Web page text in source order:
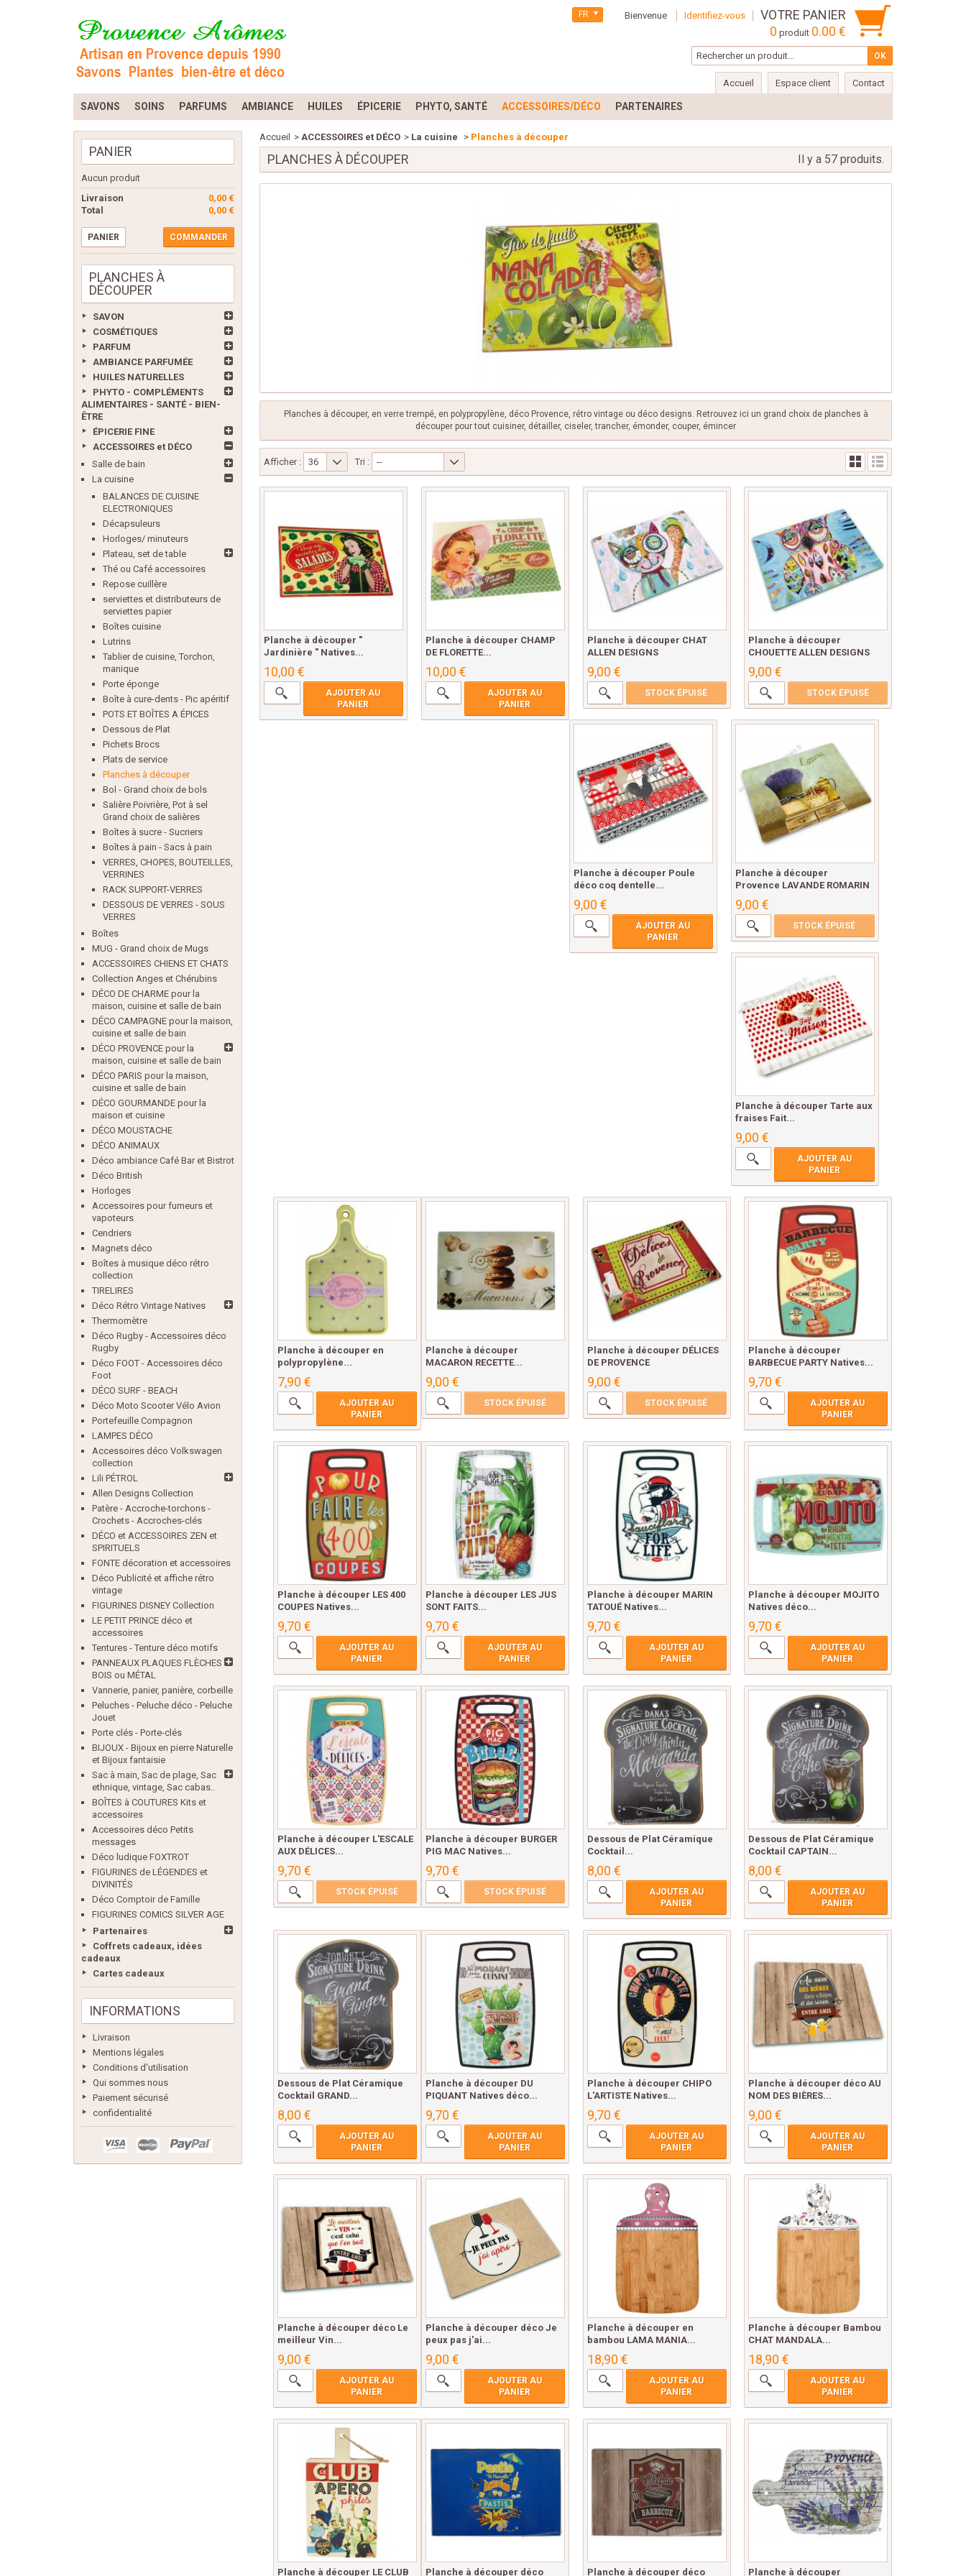
Bienvenue Identifiez-vous
VOTRE PANIER
0 produit 0.00 €
FR
Accueil Espace client Contact
SAVONS SOINS PARFUMS AMBIANCE HUILES ÉPICERIE PHYTO, SANTÉ ACCESSOIRES/DÉCO PARTENAIRES
PANIER
Aucun produit
0,00 €
Livraison
0,00 €
Total
PANIER COMMANDER
PLANCHES À
DÉCOUPER
SAVON
COSMÉTIQUES
PARFUM
AMBIANCE PARFUMÉE
HUILES NATURELLES
PHYTO - COMPLÉMENTS
ALIMENTAIRES - SANTÉ - BIEN-
ÊTRE
ÉPICERIE FINE
ACCESSOIRES et DÉCO
Salle de bain
La cuisine
BALANCES DE CUISINE
ELECTRONIQUES
Décapsuleurs
Horloges/ minuteurs
Plateau, set de table
Thé ou Café accessoires
Repose cuillère
serviettes et distributeurs de
serviettes papier
Boîtes cuisine
Lutrins
Tablier de cuisine, Torchon,
manique
Porte éponge
Boîte à cure-dents - Pic apéritif
POTS ET BOÎTES A ÉPICES
Dessous de Plat
Pichets Brocs
Plats de service
Planches à découper
Bol - Grand choix de bols
Salière Poivrière, Pot à sel
Grand choix de salières
Boîtes à sucre - Sucriers
Boîtes à pain - Sacs à pain
VERRES, CHOPES, BOUTEILLES,
VERRINES
RACK SUPPORT-VERRES
DESSOUS DE VERRES - SOUS
VERRES
Boîtes
MUG - Grand choix de Mugs
ACCESSOIRES CHIENS ET CHATS
Collection Anges et Chérubins
DÉCO DE CHARME pour la
maison, cuisine et salle de bain
DÉCO CAMPAGNE pour la maison,
cuisine et salle de bain
DÉCO PROVENCE pour la
maison, cuisine et salle de bain
DÉCO PARIS pour la maison,
cuisine et salle de bain
DÉCO GOURMANDE pour la
maison et cuisine
DÉCO MOUSTACHE
DÉCO ANIMAUX
Déco ambiance Café Bar et Bistrot
Déco British
Horloges
Accessoires pour fumeurs et
vapoteurs
Cendriers
Magnets déco
Boîtes à musique déco rétro
collection
TIRELIRES
Déco Rétro Vintage Natives
Thermomètre
Déco Rugby - Accessoires déco
Rugby
Déco FOOT - Accessoires déco
Foot
DÉCO SURF - BEACH
Déco Moto Scooter Vélo Avion
Portefeuille Compagnon
LAMPES DÉCO
Accessoires déco Volkswagen
collection
Lili PÉTROL
Allen Designs Collection
Patère - Accroche-torchons -
Crochets - Accroches-clés
DÉCO et ACCESSOIRES ZEN et
SPIRITUELS
FONTE décoration et accessoires
Déco Publicité et affiche rétro
vintage
FIGURINES DISNEY Collection
LE PETIT PRINCE déco et
accessoires
Tentures - Tenture déco motifs
PANNEAUX PLAQUES FLÈCHES
BOIS ou MÉTAL
Vannerie, panier, panière, corbeille
Peluches - Peluche déco - Peluche
Jouet
Porte clés - Porte-clés
BIJOUX - Bijoux en pierre Naturelle
et Bijoux fantaisie
Sac à main, Sac de plage, Sac
ethnique, vintage, Sac cabas..
BOÎTES à COUTURES Kits et
accessoires
Accessoires déco Petits
messages
Déco ludique FOXTROT
FIGURINES de LÉGENDES et
DIVINITÉS
Déco Comptoir de Famille
FIGURINES COMICS SILVER AGE
Partenaires
Coffrets cadeaux, idées
cadeaux
Cartes cadeaux
INFORMATIONS
Livraison
Mentions légales
Conditions d'utilisation
Qui sommes nous
Paiement sécurisé
confidentialité
Accueil > ACCESSOIRES et DÉCO > La cuisine > Planches à découper
PLANCHES À DÉCOUPER Il y a 57 produits.
Planches à découper, en verre trempé, en polypropylène, déco Provence, rétro vintage ou déco designs. Retrouvez ici un grand choix de planches à
découper pour tout cuisiner, détailler, ciseler, trancher, émonder, couper, émincer
Afficher : 36 Tri : --
Planche à découper "
Jardinière " Natives...
10,00 €
AJOUTER AU
PANIER
Planche à découper CHAMP
DE FLORETTE...
10,00 €
AJOUTER AU
PANIER
Planche à découper CHAT
ALLEN DESIGNS
9,00 €
STOCK ÉPUISÉ
Planche à découper
CHOUETTE ALLEN DESIGNS
9,00 €
STOCK ÉPUISÉ
Planche à découper Poule
déco coq dentelle...
9,00 €
AJOUTER AU
PANIER
Planche à découper
Provence LAVANDE ROMARIN
9,00 €
STOCK ÉPUISÉ
Planche à découper Tarte aux
fraises Fait...
9,00 €
AJOUTER AU
PANIER
Planche à découper en
polypropylène...
7,90 €
AJOUTER AU
PANIER
Planche à découper
MACARON RECETTE...
9,00 €
STOCK ÉPUISÉ
Planche à découper DÉLICES
DE PROVENCE
9,00 €
STOCK ÉPUISÉ
Planche à découper
BARBECUE PARTY Natives...
9,70 €
AJOUTER AU
PANIER
Planche à découper LES 400
COUPES Natives...
9,70 €
AJOUTER AU
PANIER
Planche à découper LES JUS
SONT FAITS...
9,70 €
AJOUTER AU
PANIER
Planche à découper MARIN
TATOUÉ Natives...
9,70 €
AJOUTER AU
PANIER
Planche à découper MOJITO
Natives déco...
9,70 €
AJOUTER AU
PANIER
Planche à découper L'ESCALE
AUX DÉLICES...
9,70 €
STOCK ÉPUISÉ
Planche à découper BURGER
PIG MAC Natives...
9,70 €
STOCK ÉPUISÉ
Dessous de Plat Céramique
Cocktail...
8,00 €
AJOUTER AU
PANIER
Dessous de Plat Céramique
Cocktail CAPTAIN...
8,00 €
AJOUTER AU
PANIER
Dessous de Plat Céramique
Cocktail GRAND...
8,00 €
AJOUTER AU
PANIER
Planche à découper DU
PIQUANT Natives déco...
9,70 €
AJOUTER AU
PANIER
Planche à découper CHIPO
L'ARTISTE Natives...
9,70 €
AJOUTER AU
PANIER
Planche à découper déco AU
NOM DES BIÈRES...
9,00 €
AJOUTER AU
PANIER
Planche à découper déco Le
meilleur Vin...
9,00 €
AJOUTER AU
PANIER
Planche à découper déco Je
peux pas j'ai...
9,00 €
AJOUTER AU
PANIER
Planche à découper en
bambou LAMA MANIA...
18,90 €
AJOUTER AU
PANIER
Planche à découper Bambou
CHAT MANDALA...
18,90 €
AJOUTER AU
PANIER
Planche à découper LE CLUB Planche à découper déco Planche à découper déco Planche à découper